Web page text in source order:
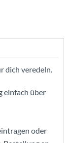
dich veredeln.
einfach über
oder